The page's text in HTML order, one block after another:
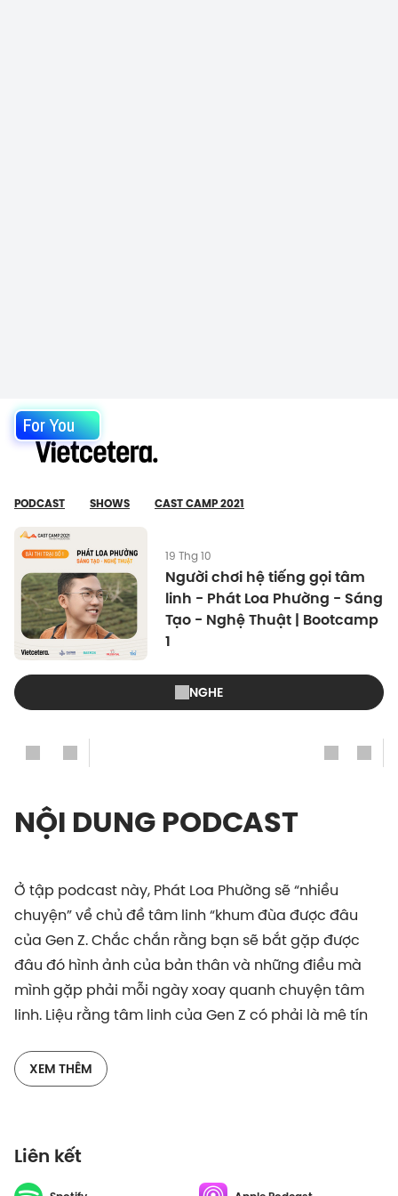
For You
PODCAST SHOWS CAST CAMP 2021
19 Thg 10
Người chơi hệ tiếng gọi tâm
linh - Phát Loa Phường - Sáng
Tạo - Nghệ Thuật | Bootcamp
1
NGHE
NỘI DUNG PODCAST
Ở tập podcast này, Phát Loa Phường sẽ “nhiều
chuyện” về chủ đề tâm linh “khum đùa được đâu
của Gen Z. Chắc chắn rằng bạn sẽ bắt gặp được
đâu đó hình ảnh của bản thân và những điều mà
mình gặp phải mỗi ngày xoay quanh chuyện tâm
linh. Liệu rằng tâm linh của Gen Z có phải là mê tín
Hãy chuẩn bị “lót dép hóng” và cười thả ga cùng
Tiger là một trong những nhãn hiệu bia lớn nhất trên
XEM THÊM
Liên kết